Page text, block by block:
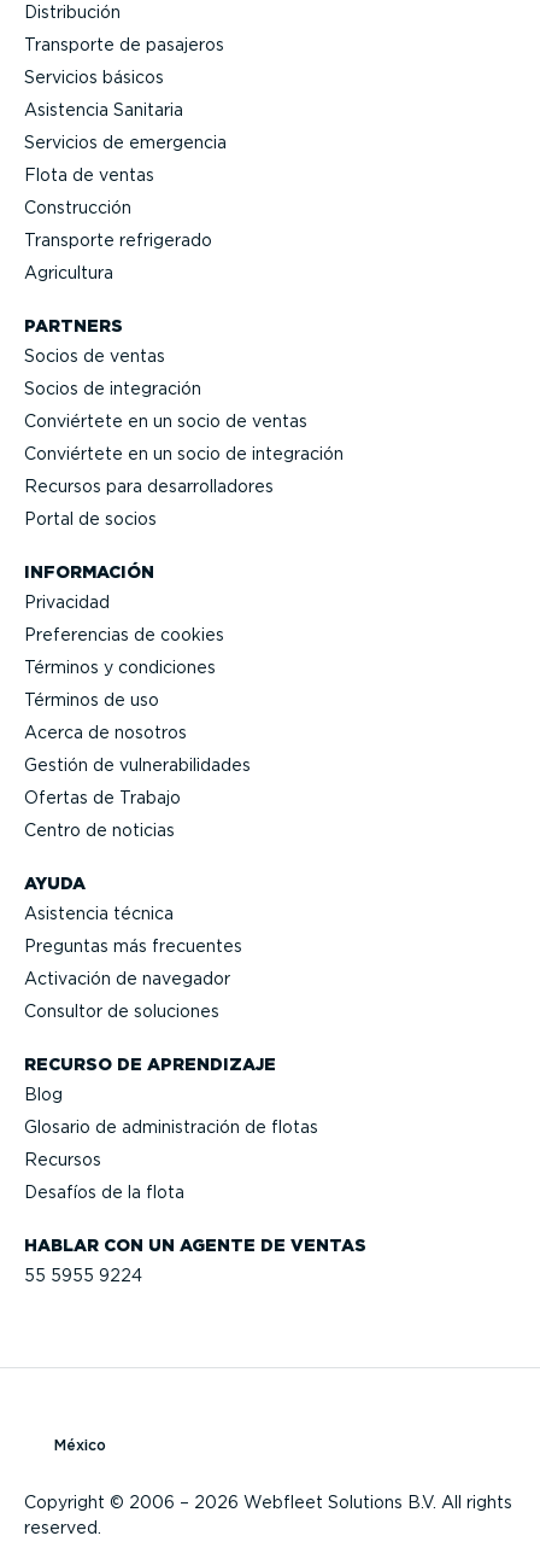
Distri­bución
Transporte de pasajeros
Servicios básicos
Asistencia Sanitaria
Servicios de emergencia
Flota de ventas
Construcción
Transporte refrigerado
Agricultura
HABLAR CON UN AGENTE DE VENTAS
55 5955 9224
AYUDA
Asistencia técnica
Preguntas más frecuentes
Activación de navegador
Consultor de soluciones
RECURSO DE APRENDIZAJE
Blog
Glosario de adminis­tración de flotas
Recursos
Desafíos de la flota
PARTNERS
Socios de ventas
Socios de integración
Conviértete en un socio de ventas
Conviértete en un socio de integración
Recursos para desarro­lla­dores
Portal de socios
INFORMACIÓN
Privacidad
Prefe­rencias de cookies
Términos y condiciones
Términos de uso
Acerca de nosotros
Gestión de vulne­ra­bi­li­dades
Ofertas de Trabajo
Centro de noticias
Copyright © 2006 – 2026 Webfleet Solutions B.V. All rights
reserved.
México